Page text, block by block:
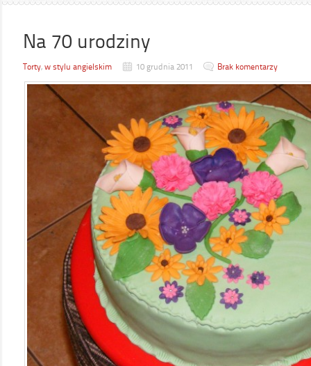
Na 70 urodziny
Torty, w stylu angielskim 10 grudnia 2011 Brak komentarzy